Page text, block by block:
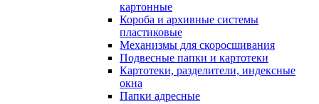
картонные
Короба и архивные системы
пластиковые
Механизмы для скоросшивания
Подвесные папки и картотеки
Картотеки, разделители, индексные
окна
Папки адресные